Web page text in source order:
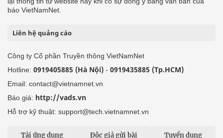
báo VietNamNet.
Liên hệ quảng cáo
Công ty Cổ phần Truyền thông VietNamNet
Hotline: 0919405885 (Hà Nội) - 0919435885 (Tp.HCM)
Email: contact@vietnamnet.vn
Báo giá: http://vads.vn
Hỗ trợ kỹ thuật: support@tech.vietnamnet.vn
Tải ứng dụng Độc giả gửi bài Tuyển dụng